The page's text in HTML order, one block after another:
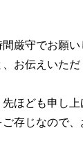
厳守でお願
お伝えいただ
ほども申し
存じなので